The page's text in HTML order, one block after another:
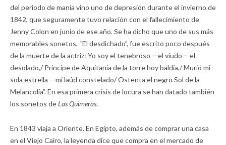
del periodo de manía vino uno de depresión durante el invierno de
1842, que seguramente tuvo relación con el fallecimiento de
Jenny Colon en junio de ese año. Se ha dicho que uno de sus más
memorables sonetos, “El desdichado”, fue escrito poco después
de la muerte de la actriz: Yo soy el tenebroso —el viudo— el
desolado,/ Príncipe de Aquitania de la torre hoy baldía,/ Murió mi
sola estrella —mi laúd constelado/ Ostenta el negro Sol de la
Melancolía”. En esa primera crisis de locura se han datado también
los sonetos deLas Quimeras.
En 1843 viaja a Oriente. En Egipto, además de comprar una casa
en el Viejo Cairo, la leyenda dice que compra en el mercado de